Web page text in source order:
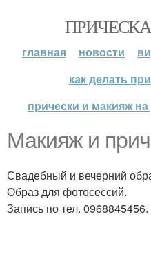
главная новости
как делать
прически и макияж
Макияж и
Свадебный и вечерний
Образ для фотосессий.
Запись по тел. 0968845456.